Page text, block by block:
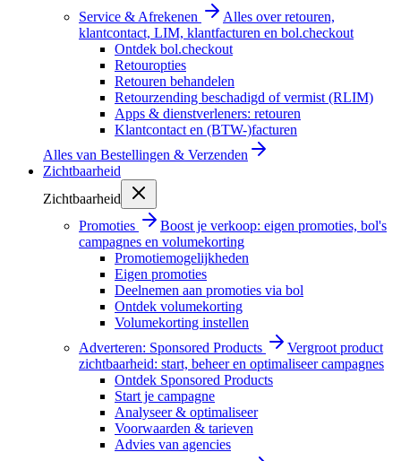
Service & Afrekenen
Alles over retouren,
klantcontact, LIM, klantfacturen en bol.checkout
Ontdek bol.checkout
Retouropties
Retouren behandelen
Retourzending beschadigd of vermist (RLIM)
Apps & dienstverleners: retouren
Klantcontact en (BTW-)facturen
Alles van Bestellingen & Verzenden
Zichtbaarheid
Zichtbaarheid
Promoties
Boost je verkoop: eigen promoties, bol's
campagnes en volumekorting
Promotiemogelijkheden
Eigen promoties
Deelnemen aan promoties via bol
Ontdek volumekorting
Volumekorting instellen
Adverteren: Sponsored Products
Vergroot product
zichtbaarheid: start, beheer en optimaliseer campagnes
Ontdek Sponsored Products
Start je campagne
Analyseer & optimaliseer
Voorwaarden & tarieven
Advies van agencies